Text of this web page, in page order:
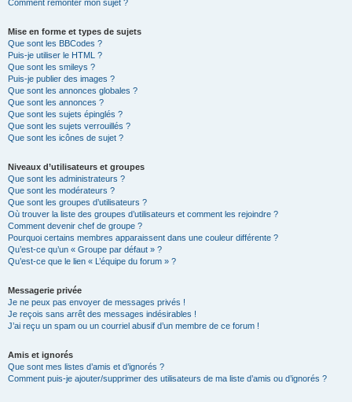
Comment remonter mon sujet ?
Mise en forme et types de sujets
Que sont les BBCodes ?
Puis-je utiliser le HTML ?
Que sont les smileys ?
Puis-je publier des images ?
Que sont les annonces globales ?
Que sont les annonces ?
Que sont les sujets épinglés ?
Que sont les sujets verrouillés ?
Que sont les icônes de sujet ?
Niveaux d’utilisateurs et groupes
Que sont les administrateurs ?
Que sont les modérateurs ?
Que sont les groupes d’utilisateurs ?
Où trouver la liste des groupes d’utilisateurs et comment les rejoindre ?
Comment devenir chef de groupe ?
Pourquoi certains membres apparaissent dans une couleur différente ?
Qu’est-ce qu’un « Groupe par défaut » ?
Qu’est-ce que le lien « L’équipe du forum » ?
Messagerie privée
Je ne peux pas envoyer de messages privés !
Je reçois sans arrêt des messages indésirables !
J’ai reçu un spam ou un courriel abusif d’un membre de ce forum !
Amis et ignorés
Que sont mes listes d’amis et d’ignorés ?
Comment puis-je ajouter/supprimer des utilisateurs de ma liste d’amis ou d’ignorés ?